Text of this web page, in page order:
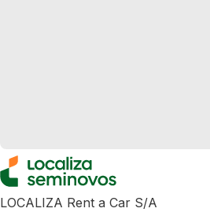
LOCALIZA Rent a Car S/A